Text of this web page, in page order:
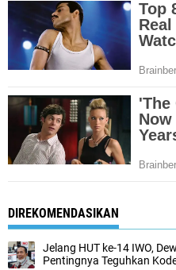
DIREKOMENDASIKAN
Jelang HUT ke-14 IWO,
Pentingnya Teguhkan